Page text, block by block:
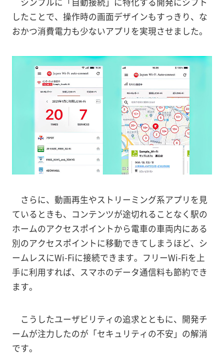
したことで、操作時の画面デザインもすっきり、な
おかつ消費電力も少ないアプリを実現させました。
さらに、動画再生やストリーミング系アプリを見
ているときも、コンテンツが途切れることなく駅の
ホームのアクセスポイントから電車の車両内にある
別のアクセスポイントに移動できてしまうほど、シ
ームレスにWi-Fiに接続できます。フリーWi-Fiを上
手に利用すれば、スマホのデータ通信料も節約でき
ます。
こうしたユーザビリティの追求とともに、開発チ
ームが注力したのが「セキュリティの不安」の解消
です。